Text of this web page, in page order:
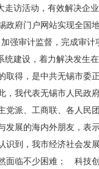
走访活动，有效解决企
政府门户网站实现全国
强审计监督，完成审
统建设，着力解决发生
得，是中共无锡市委正
，我代表无锡市人民政
党派、工商联、各人民
发展的海内外朋友，表
到，我市经济社会发展
面临不少困难； 科技